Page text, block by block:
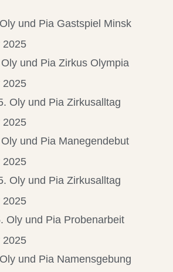
und Pia Gastspiel Minsk
2025
und Pia Zirkus Olympia
2025
Oly und Pia Zirkusalltag
2025
und Pia Manegendebut
2025
Oly und Pia Zirkusalltag
2025
Oly und Pia Probenarbeit
2025
und Pia Namensgebung